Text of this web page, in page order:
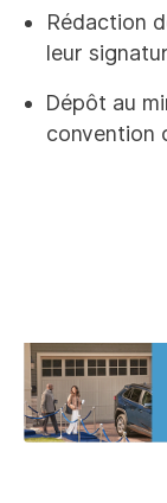
Rédaction
leur
Dépôt au
convention